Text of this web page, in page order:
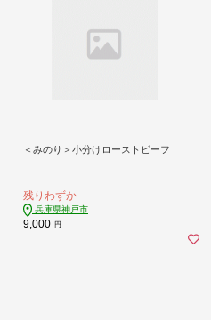
＜みのり＞小分けローストビーフ
残りわずか
兵庫県神戸市
9,000 円